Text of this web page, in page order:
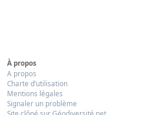
À propos
A propos
Charte d’utilisation
Mentions légales
Signaler un problème
Site clôné sur Géodiversité.net